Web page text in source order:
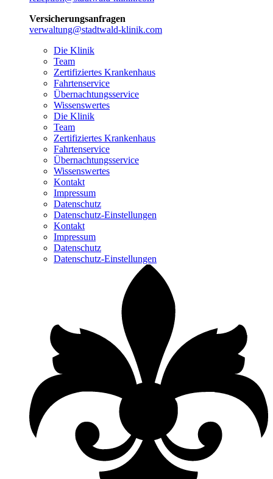
Versicherungsanfragen
verwaltung@stadtwald-klinik.com
Die Klinik
Team
Zertifiziertes Krankenhaus
Fahrtenservice
Übernachtungsservice
Wissenswertes
Die Klinik
Team
Zertifiziertes Krankenhaus
Fahrtenservice
Übernachtungsservice
Wissenswertes
Kontakt
Impressum
Datenschutz
Datenschutz-Einstellungen
Kontakt
Impressum
Datenschutz
Datenschutz-Einstellungen